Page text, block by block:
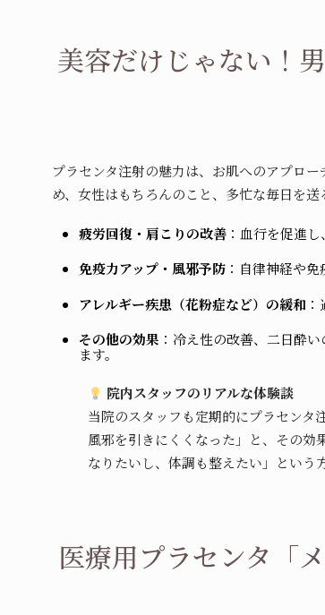
美容だけじゃない！
プラセンタ注射の魅力は、お肌へのアプロ
め、女性はもちろんのこと、多忙な毎日を
疲労回復・肩こりの改善：血行を促進し
免疫力アップ・風邪予防：自律神経や免
アレルギー疾患（花粉症など）の緩和：
その他の効果 ：冷え性の改善、二日酔
ます。
院内スタッフのリアルな体験談
当院のスタッフも定期的にプラセンタ
風邪を引きにくくなった」と、その効
なりたいし、体調も整えたい」という
医療用プラセンタ「